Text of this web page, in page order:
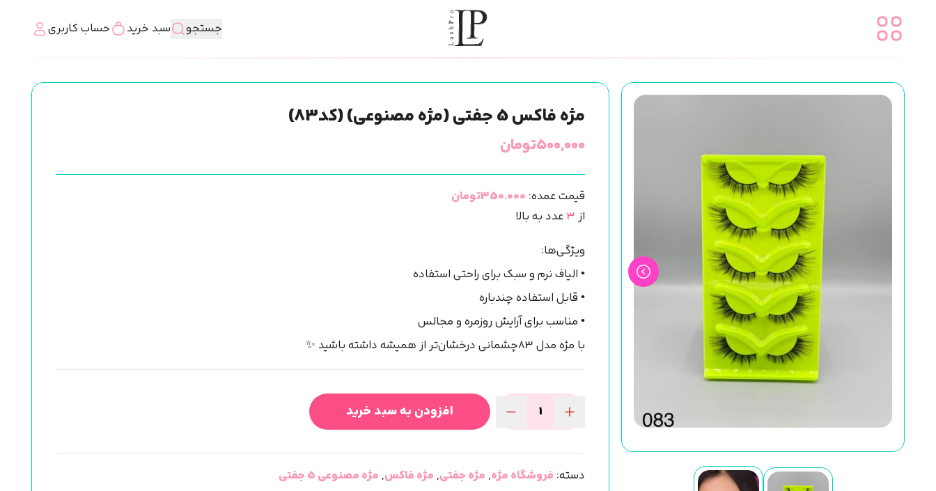
جستجو سبد خرید حساب کاربری
مژه فاکس 5 جفتی (مژه مصنوعی) (کد83)
۵۰۰,۰۰۰تومان
قیمت عمده: 350.000تومان
از3عدد به بالا
ویژگی‌ها:
• الیاف نرم و سبک برای راحتی استفاده
• قابل استفاده چندباره
• مناسب برای آرایش روزمره و مجالس
با مژه مدل 83چشمانی درخشان‌تر از همیشه داشته باشید ✨
جفتی
افزودن به سبد خرید
دسته: فروشگاه مژه, مژه جفتی, مژه فاکس, مژه مصنوعی 5 جفتی